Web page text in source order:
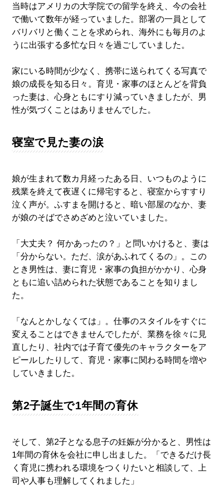
当時はアメリカの大学院での留学を終え、今の会社
で働いて数年が経っていました。部署の一員として
バリバリと働くことを求められ、海外にも毎月のよ
うに出張する多忙な日々を過ごしていました。
家にいる時間が少なく、携帯に送られてくる写真で
娘の成長を知る日々。育児・家事のほとんどを背負
った妻は、心身ともにすり減っていきましたが、男
性が気づくことはありませんでした。
寝室で見た妻の涙
娘が生まれて数カ月経ったある日、いつものように
残業を終えて夜遅くに帰宅すると、寝室からすすり
泣く声が。ふすまを開けると、暗い部屋のなか、妻
が娘のそばでさめざめと泣いていました。
「大丈夫？ 何かあったの？」と問いかけると、妻は
「分からない。ただ、涙があふれてくるの」。この
とき男性は、妻に育児・家事の負担がかかり、心身
ともに追い詰められた状態であることを知りまし
た。
「なんとかしなくては」。仕事のスタイルをすぐに
変えることはできませんでしたが、業務を徐々に見
直したり、社内では子育て優先のキャラクターをア
ピールしたりして、育児・家事に関わる時間を増や
していきました。
第2子誕生で1年間の育休
そして、第2子となる息子の妊娠が分かると、男性は
1年間の育休を会社に申し出ました。「できるだけ長
く育児に携われる環境をつくりたいと相談して、上
司や人事も理解してくれました」